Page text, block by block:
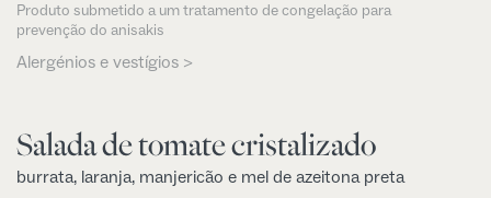
Produto submetido a um tratamento de congelação para
prevenção do anisakis
Alergénios e vestígios >
Salada de tomate cristalizado
burrata, laranja, manjericão e mel de azeitona preta